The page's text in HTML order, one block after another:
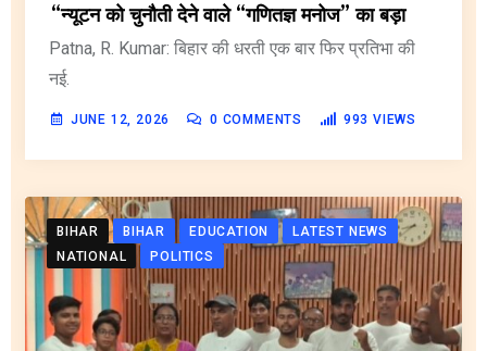
“न्यूटन को चुनौती देने वाले “गणितज्ञ मनोज” का बड़ा
Patna, R. Kumar: बिहार की धरती एक बार फिर प्रतिभा की
नई.
JUNE 12, 2026 0 COMMENTS 993 VIEWS
BIHAR BIHAR EDUCATION
LATEST NEWS
NATIONAL
POLITICS